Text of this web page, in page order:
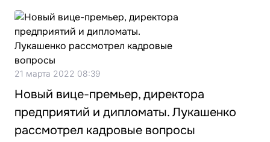
21 марта 2022 08:39
Новый вице-премьер, директора
предприятий и дипломаты. Лукашенко
рассмотрел кадровые вопросы